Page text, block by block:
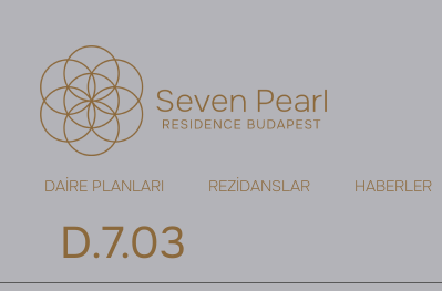
DAIRE PLANLARI REZIDANSLAR HABERLER
D.7.03